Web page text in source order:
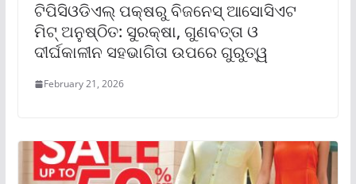
ଟିପିସିଓଡିଏଲ୍‌ ପକ୍ଷରୁ ବିଜନେସ୍ ଆସୋସିଏଟ
ମିଟ୍‌ ଅନୁଷ୍ଠିତ: ସୁରକ୍ଷା, ଗୁଣବତ୍ତା ଓ
ଦୀର୍ଘକାଳୀନ ସହଭାଗିତା ଉପରେ ଗୁରୁତ୍ୱ
February 21, 2026